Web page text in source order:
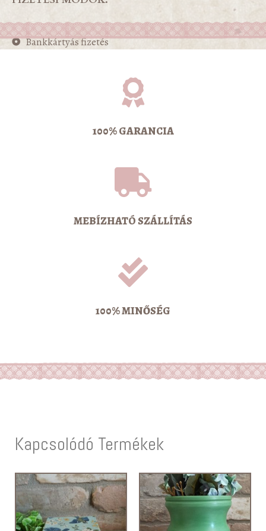
Bankkártyás fizetés
100% GARANCIA
MEBÍZHATÓ SZÁLLÍTÁS
100% MINŐSÉG
Kapcsolódó Termékek